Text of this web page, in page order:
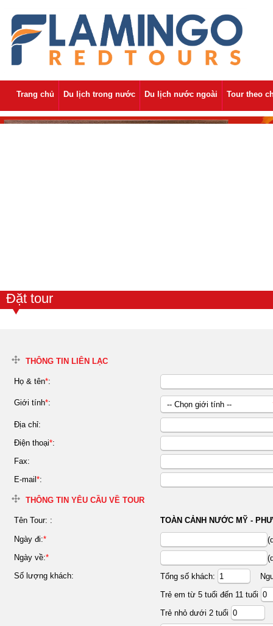
Trang chủ Du lịch trong nước Du lịch nước ngoài Tour theo
Đặt tour
THÔNG TIN LIÊN LẠC
Họ & tên*:
Giới tính*:
-- Chọn giới tính --
Địa chỉ:
Điện thoại*:
Fax:
E-mail *:
THÔNG TIN YÊU CẦU VỀ TOUR
Tên Tour: : TOÀN CẢNH NƯỚC MỸ -
Ngày đi:*
Ngày về:*
Số lượng khách:
Tổng số khách:
Trẻ em từ 5 tuổi đến 11 tuổi
Trẻ nhỏ dưới 2 tuổi